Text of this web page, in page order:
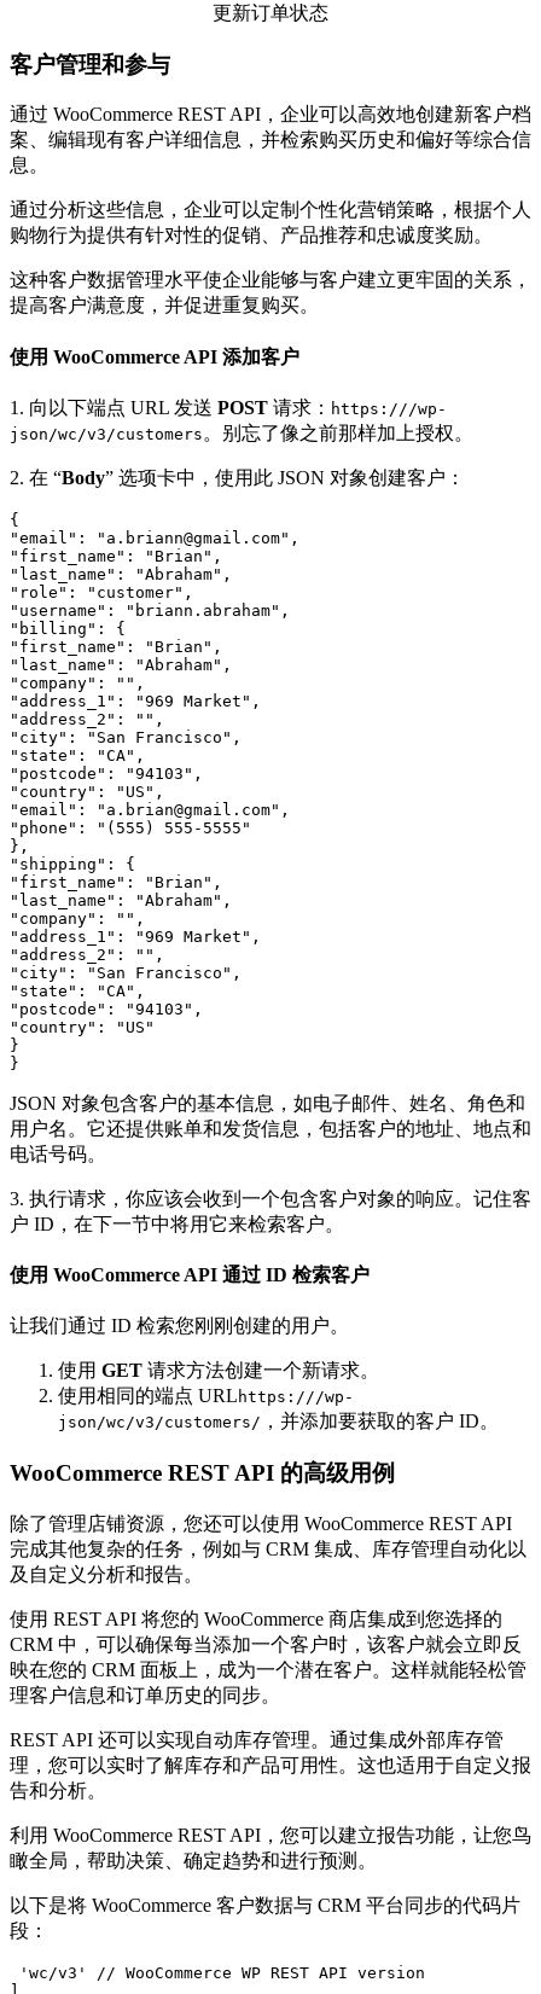
更新订单状态
客户管理和参与
通过 WooCommerce REST API，企业可以高效地创建新客户档
案、编辑现有客户详细信息，并检索购买历史和偏好等综合信
息。
通过分析这些信息，企业可以定制个性化营销策略，根据个人
购物行为提供有针对性的促销、产品推荐和忠诚度奖励。
这种客户数据管理水平使企业能够与客户建立更牢固的关系，
提高客户满意度，并促进重复购买。
使用 WooCommerce API 添加客户
1. 向以下端点 URL 发送 POST 请求： https:///wp-
json/wc/v3/customers 。别忘了像之前那样加上授权。
2. 在 “Body” 选项卡中，使用此 JSON 对象创建客户：
{
"email": "a.briann@gmail.com",
"first_name": "Brian",
"last_name": "Abraham",
"role": "customer",
"username": "briann.abraham",
"billing": {
"first_name": "Brian",
"last_name": "Abraham",
"company": "",
"address_1": "969 Market",
"address_2": "",
"city": "San Francisco",
"state": "CA",
"postcode": "94103",
"country": "US",
"email": "a.brian@gmail.com",
"phone": "(555) 555-5555"
},
"shipping": {
"first_name": "Brian",
"last_name": "Abraham",
"company": "",
"address_1": "969 Market",
"address_2": "",
"city": "San Francisco",
"state": "CA",
"postcode": "94103",
"country": "US"
}
}
JSON 对象包含客户的基本信息，如电子邮件、姓名、角色和
用户名。它还提供账单和发货信息，包括客户的地址、地点和
电话号码。
3. 执行请求，你应该会收到一个包含客户对象的响应。记住客
户 ID，在下一节中将用它来检索客户。
使用 WooCommerce API 通过 ID 检索客户
让我们通过 ID 检索您刚刚创建的用户。
使用 GET 请求方法创建一个新请求。
使用相同的端点 URL https:///wp-
json/wc/v3/customers/ ，并添加要获取的客户 ID。
WooCommerce REST API 的高级用例
除了管理店铺资源，您还可以使用 WooCommerce REST API
完成其他复杂的任务，例如与 CRM 集成、库存管理自动化以
及自定义分析和报告。
使用 REST API 将您的 WooCommerce 商店集成到您选择的
CRM 中，可以确保每当添加一个客户时，该客户就会立即反
映在您的 CRM 面板上，成为一个潜在客户。这样就能轻松管
理客户信息和订单历史的同步。
REST API 还可以实现自动库存管理。通过集成外部库存管
理，您可以实时了解库存和产品可用性。这也适用于自定义报
告和分析。
利用 WooCommerce REST API，您可以建立报告功能，让您鸟
瞰全局，帮助决策、确定趋势和进行预测。
以下是将 WooCommerce 客户数据与 CRM 平台同步的代码片
段：
'wc/v3' // WooCommerce WP REST API version